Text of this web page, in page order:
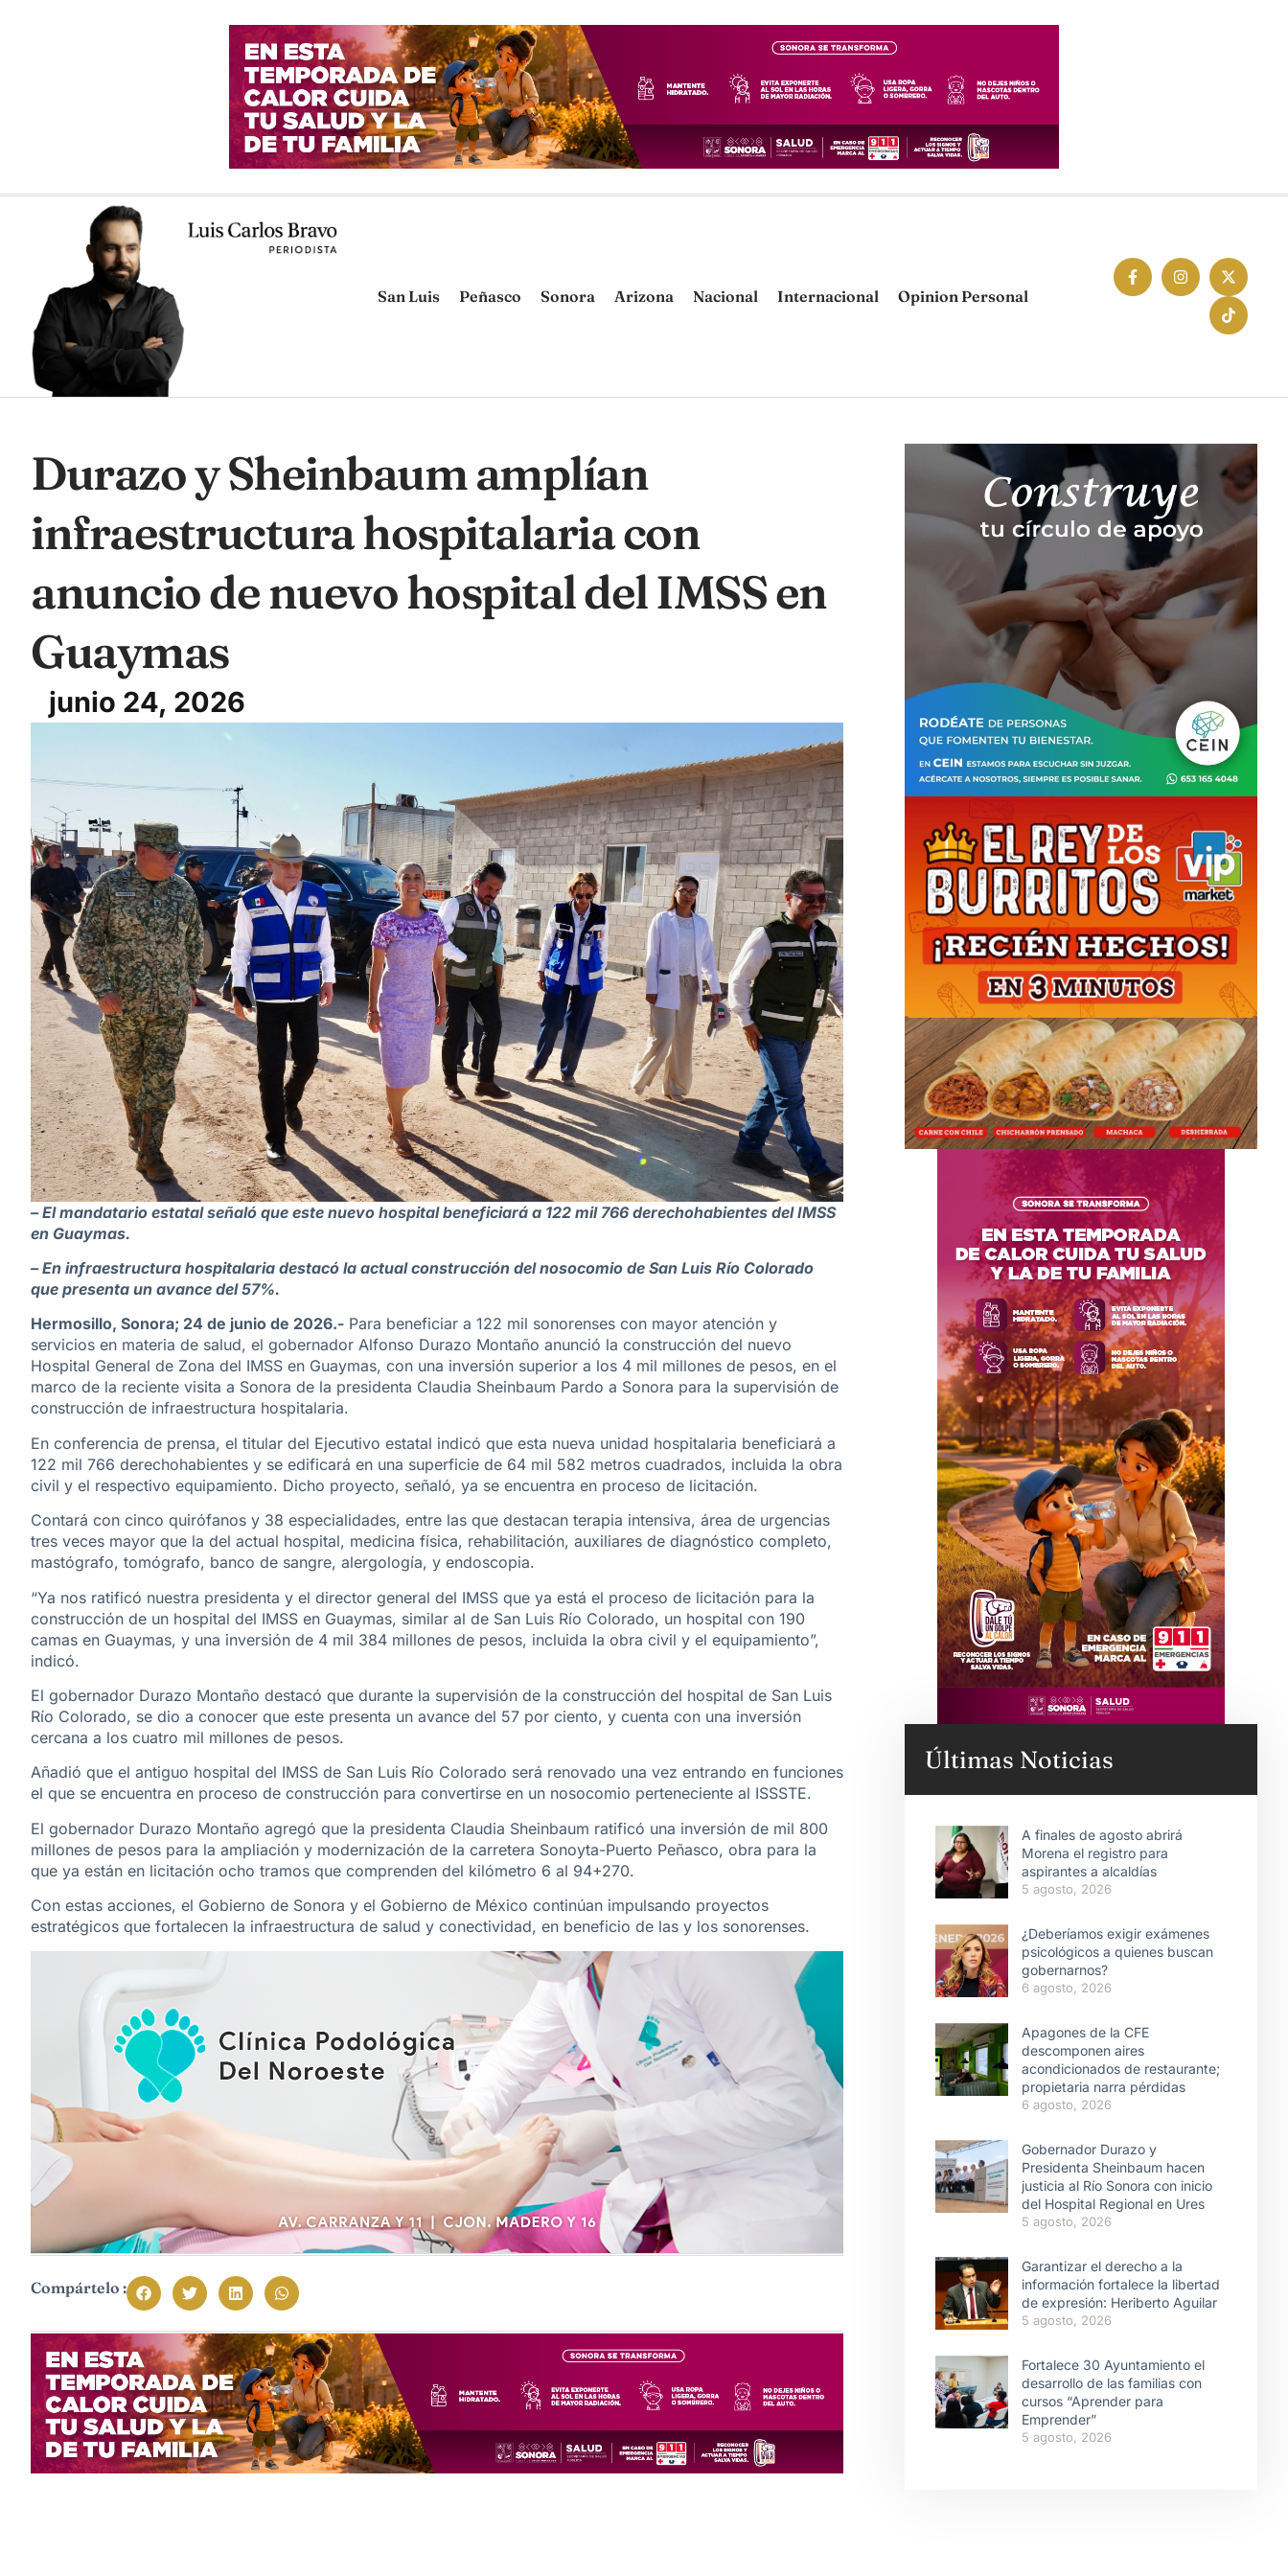
San Luis Peñasco Sonora Arizona Nacional Internacional Opinion Personal
Durazo y Sheinbaum amplían
infraestructura hospitalaria con
anuncio de nuevo hospital del IMSS en
Guaymas
junio 24, 2026
– El mandatario estatal señaló que este nuevo hospital beneficiará a 122 mil 766 derechohabientes del IMSS
en Guaymas.
– En infraestructura hospitalaria destacó la actual construcción del nosocomio de San Luis Río Colorado
que presenta un avance del 57%.
Hermosillo, Sonora; 24 de junio de 2026.- Para beneficiar a 122 mil sonorenses con mayor atención y
servicios en materia de salud, el gobernador Alfonso Durazo Montaño anunció la construcción del nuevo
Hospital General de Zona del IMSS en Guaymas, con una inversión superior a los 4 mil millones de pesos, en el
marco de la reciente visita a Sonora de la presidenta Claudia Sheinbaum Pardo a Sonora para la supervisión de
construcción de infraestructura hospitalaria.
En conferencia de prensa, el titular del Ejecutivo estatal indicó que esta nueva unidad hospitalaria beneficiará a
122 mil 766 derechohabientes y se edificará en una superficie de 64 mil 582 metros cuadrados, incluida la obra
civil y el respectivo equipamiento. Dicho proyecto, señaló, ya se encuentra en proceso de licitación.
Contará con cinco quirófanos y 38 especialidades, entre las que destacan terapia intensiva, área de urgencias
tres veces mayor que la del actual hospital, medicina física, rehabilitación, auxiliares de diagnóstico completo,
mastógrafo, tomógrafo, banco de sangre, alergología, y endoscopia.
“Ya nos ratificó nuestra presidenta y el director general del IMSS que ya está el proceso de licitación para la
construcción de un hospital del IMSS en Guaymas, similar al de San Luis Río Colorado, un hospital con 190
camas en Guaymas, y una inversión de 4 mil 384 millones de pesos, incluida la obra civil y el equipamiento”,
indicó.
El gobernador Durazo Montaño destacó que durante la supervisión de la construcción del hospital de San Luis
Río Colorado, se dio a conocer que este presenta un avance del 57 por ciento, y cuenta con una inversión
cercana a los cuatro mil millones de pesos.
Añadió que el antiguo hospital del IMSS de San Luis Río Colorado será renovado una vez entrando en funciones
el que se encuentra en proceso de construcción para convertirse en un nosocomio perteneciente al ISSSTE.
El gobernador Durazo Montaño agregó que la presidenta Claudia Sheinbaum ratificó una inversión de mil 800
millones de pesos para la ampliación y modernización de la carretera Sonoyta-Puerto Peñasco, obra para la
que ya están en licitación ocho tramos que comprenden del kilómetro 6 al 94+270.
Con estas acciones, el Gobierno de Sonora y el Gobierno de México continúan impulsando proyectos
estratégicos que fortalecen la infraestructura de salud y conectividad, en beneficio de las y los sonorenses.
Compártelo :
Últimas Noticias
A finales de agosto abrirá
Morena el registro para
aspirantes a alcaldías
5 agosto, 2026
¿Deberíamos exigir exámenes
psicológicos a quienes buscan
gobernarnos?
6 agosto, 2026
Apagones de la CFE
descomponen aires
acondicionados de restaurante;
propietaria narra pérdidas
6 agosto, 2026
Gobernador Durazo y
Presidenta Sheinbaum hacen
justicia al Río Sonora con inicio
del Hospital Regional en Ures
5 agosto, 2026
Garantizar el derecho a la
información fortalece la libertad
de expresión: Heriberto Aguilar
5 agosto, 2026
Fortalece 30 Ayuntamiento el
desarrollo de las familias con
cursos “Aprender para
Emprender”
5 agosto, 2026